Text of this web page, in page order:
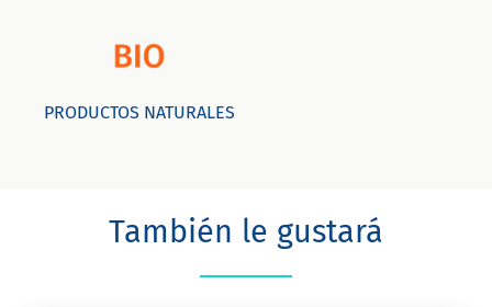
PRODUCTOS NATURALES
También le gustará